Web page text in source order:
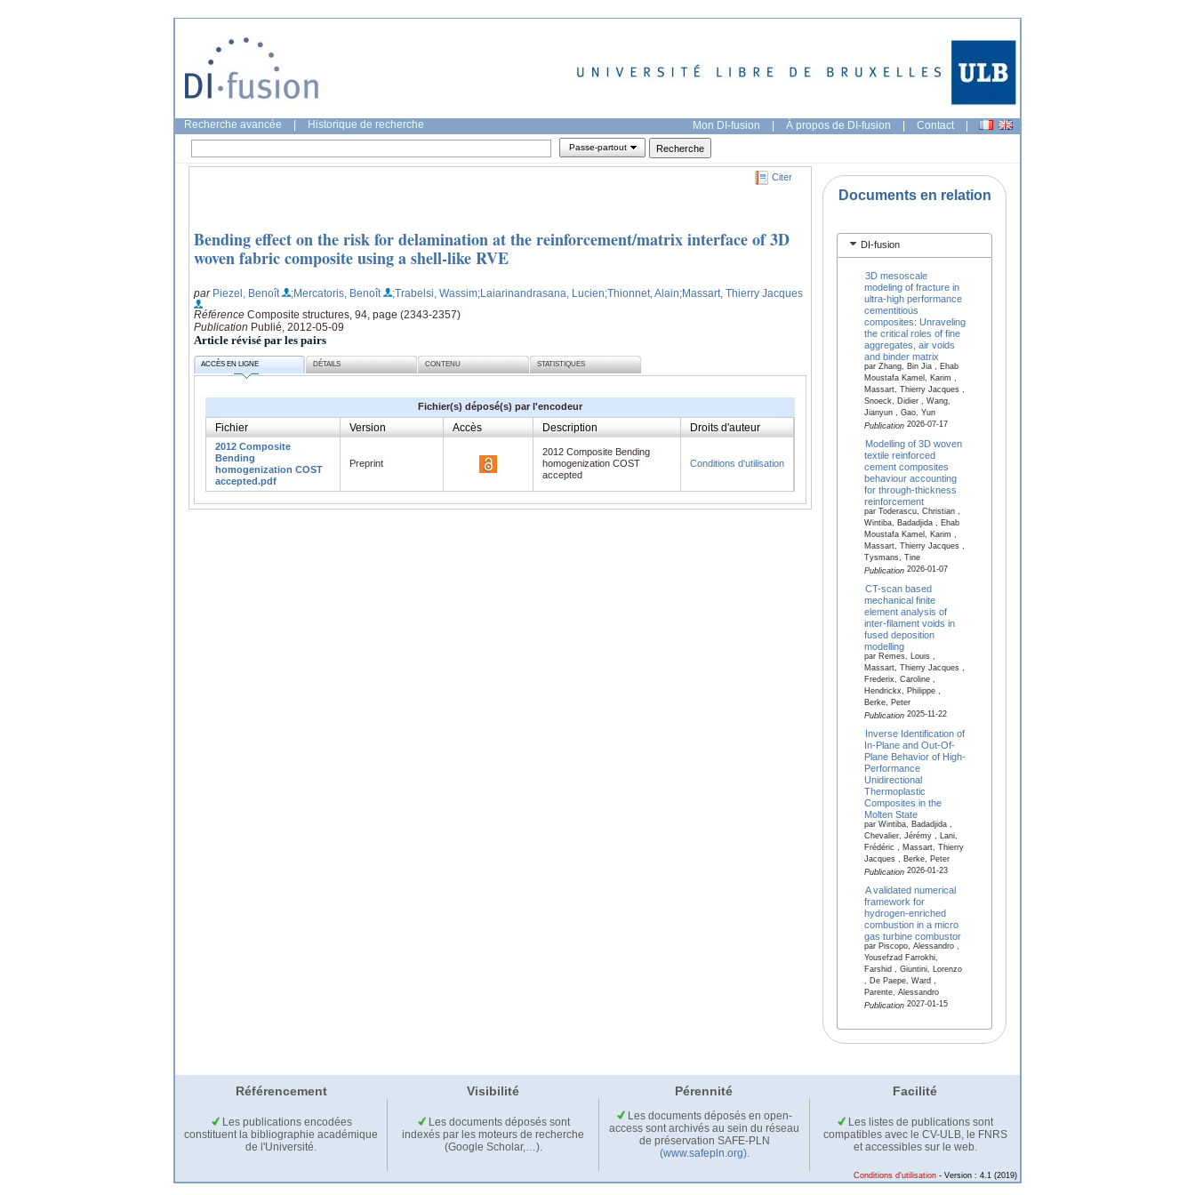
Recherche avancée Historique de recherche Mon DI-fusion | À propos de DI-fusion | Contact |
Passe-partout
Citer
Bending effect on the risk for delamination at the reinforcement/matrix interface of 3D
woven fabric composite using a shell-like RVE
par Piezel, Benoît ;Mercatoris, Benoît ;Trabelsi, Wassim;Laiarinandrasana, Lucien;Thionnet, Alain;Massart, Thierry Jacques
Référence Composite structures, 94, page (2343-2357)
Publication Publié, 2012-05-09
Article révisé par les pairs
ACCÈS EN LIGNE DÉTAILS CONTENU STATISTIQUES
Fichier(s) déposé(s) par l'encodeur
Fichier Version Accès Description Droits d'auteur
2012 Composite
Bending
homogenization COST
accepted.pdf
Preprint
2012 Composite Bending
homogenization COST
accepted
Conditions d'utilisation
Documents en relation
DI-fusion
3D mesoscale
modeling of fracture in
ultra-high performance
cementitious
composites: Unraveling
the critical roles of fine
aggregates, air voids
and binder matrix
par Zhang, Bin Jia , Ehab
Moustafa Kamel, Karim ,
Massart, Thierry Jacques ,
Snoeck, Didier , Wang,
Jianyun , Gao, Yun
Publication2026-07-17
Modelling of 3D woven
textile reinforced
cement composites
behaviour accounting
for through-thickness
reinforcement
par Toderascu, Christian ,
Wintiba, Badadjida , Ehab
Moustafa Kamel, Karim ,
Massart, Thierry Jacques ,
Tysmans, Tine
Publication2026-01-07
CT-scan based
mechanical finite
element analysis of
inter-filament voids in
fused deposition
modelling
par Remes, Louis ,
Massart, Thierry Jacques ,
Frederix, Caroline ,
Hendrickx, Philippe ,
Berke, Peter
Publication2025-11-22
Inverse Identification of
In-Plane and Out-Of-
Plane Behavior of High-
Performance
Unidirectional
Thermoplastic
Composites in the
Molten State
par Wintiba, Badadjida ,
Chevalier, Jérémy , Lani,
Frédéric , Massart, Thierry
Jacques , Berke, Peter
Publication2026-01-23
A validated numerical
framework for
hydrogen-enriched
combustion in a micro
gas turbine combustor
par Piscopo, Alessandro ,
Yousefzad Farrokhi,
Farshid , Giuntini, Lorenzo
, De Paepe, Ward ,
Parente, Alessandro
Publication2027-01-15
Référencement Visibilité Pérennité Facilité
Les publications encodées
constituent la bibliographie académique
de l'Université.
Les documents déposés sont
indexés par les moteurs de recherche
(Google Scholar,…).
Les documents déposés en open-
access sont archivés au sein du réseau
de préservation SAFE-PLN
(www.safepln.org).
Les listes de publications sont
compatibles avec le CV-ULB, le FNRS
et accessibles sur le web.
Conditions d'utilisation - Version : 4.1 (2019)